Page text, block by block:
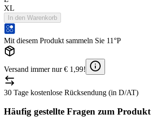
XL
In den Warenkorb
Mit diesem Produkt sammeln Sie 11°P
Versand immer nur € 1,99!
30 Tage kostenlose Rücksendung (in D/AT)
Häufig gestellte Fragen zum Produkt